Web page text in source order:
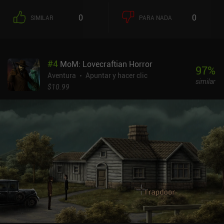
Aderezado con mucha violencia y humor de retrete, el juego trata
temas como el canibalismo, el suicidio, la prostitución, las
ayuda a crear un ambiente tonto que contrasta fuertemente con
los horribles acontecimientos y evita que nos los tomemos
demasiado en serio. La historia es bastante interesante y la
Knife no contiene anuncios ni iAP, pero se vende por un
considerable precio inicial de 7,49 $ en Android y 4,99 $ en iOS,
aunque a menudo está a la venta por 0,99 $. A pesar de los temas
poco éticos que trata, demuestra una gran calidad de producción y
ofrece suficiente entretenimiento a los aficionados al género
point-and-click como para que merezca la pena su precio.
SIMILAR 0 PARA NADA 0
#4 MoM: Lovecraftian Horror
Aventura
Apuntar y hacer clic
$10.99
97%
similar